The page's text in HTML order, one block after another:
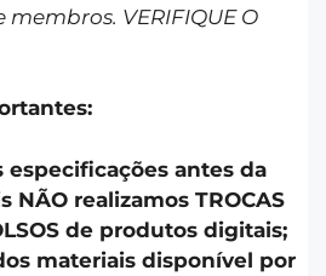
VERIFIQUE O
especificações antes da
NÃO realizamos TROCAS
de produtos digitais;
materiais disponível por